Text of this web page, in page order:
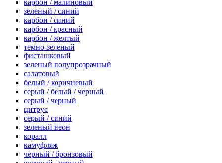
карбон / малиновый
зеленый / синий
карбон / синий
карбон / красный
карбон / желтый
темно-зеленый
фисташковый
зеленый полупрозрачный
салатовый
белый / коричневый
серый / белый / черный
серый / черный
цитрус
серый / синий
зеленый неон
коралл
камуфляж
черный / бронзовый